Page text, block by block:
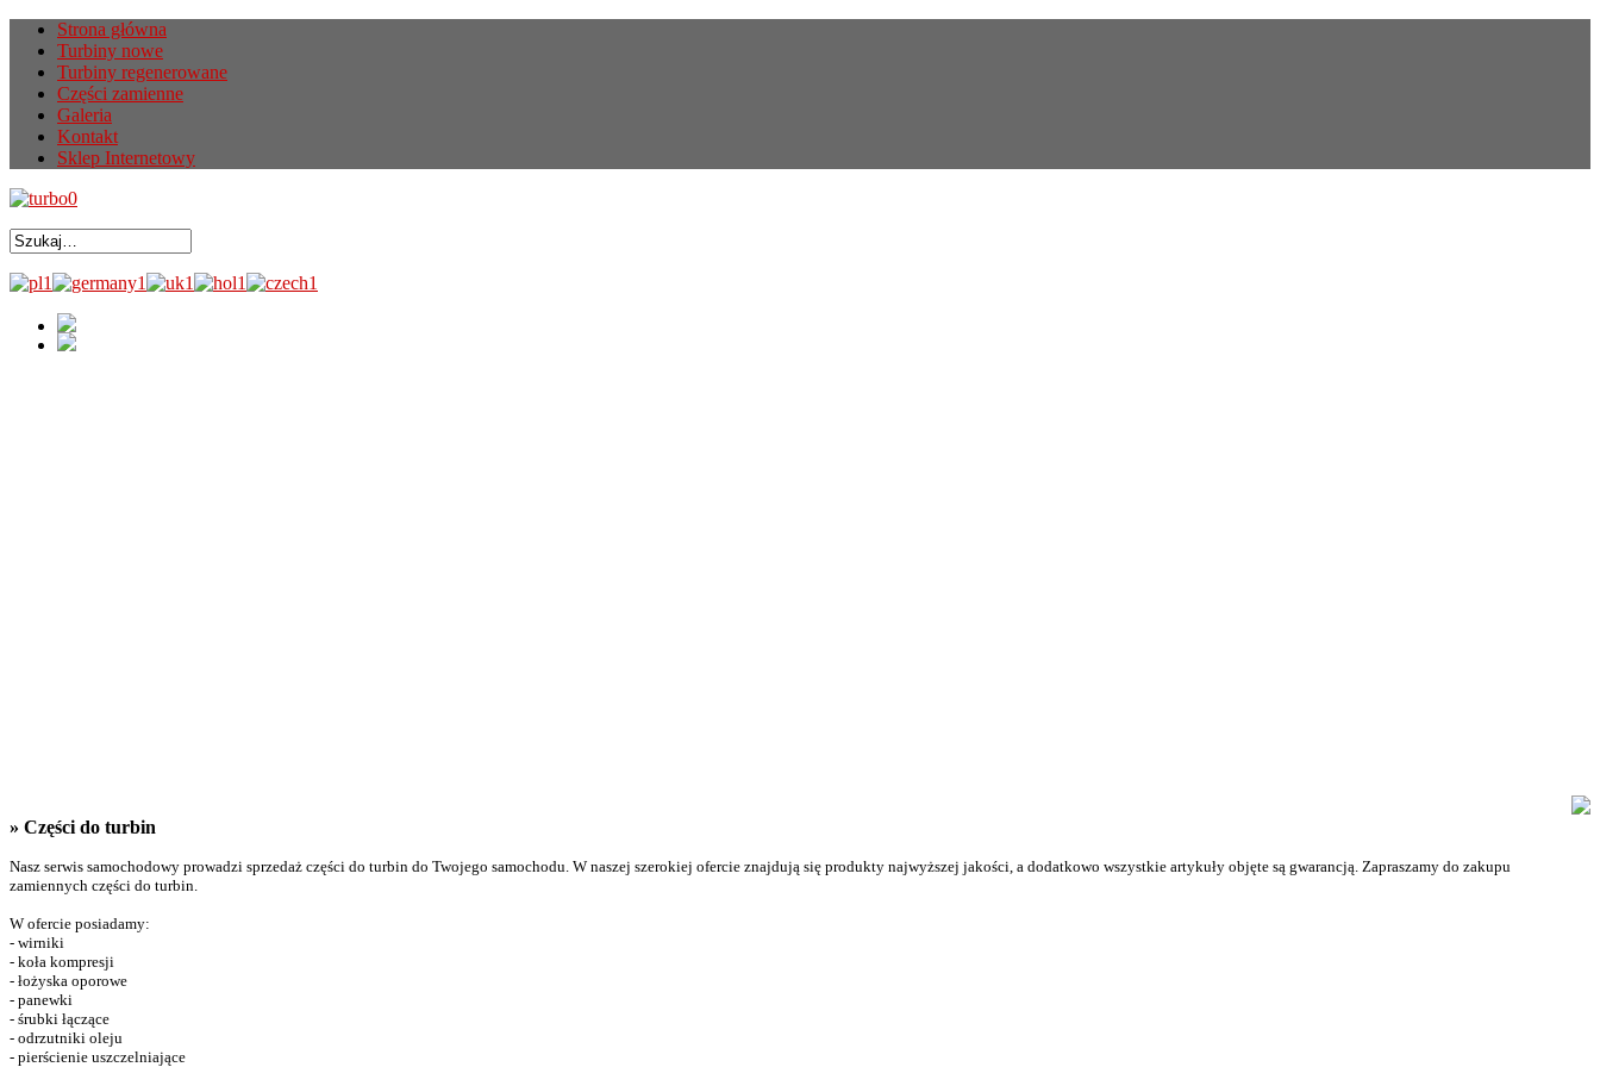
Strona główna
Turbiny nowe
Turbiny regenerowane
Części zamienne
Galeria
Kontakt
Sklep Internetowy
» Części do turbin
Nasz serwis samochodowy prowadzi sprzedaż części do turbin do Twojego samochodu. W naszej szerokiej ofercie znajdują się produkty najwyższej jakości, a dodatkowo wszystkie artykuły objęte są gwarancją. Zapraszamy do zakupu
zamiennych części do turbin.
W ofercie posiadamy:
- wirniki
- koła kompresji
- łożyska oporowe
- panewki
- śrubki łączące
- odrzutniki oleju
- pierścienie uszczelniające